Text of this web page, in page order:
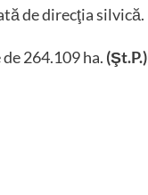
de direcţia silvică.
264.109 ha. (Şt.P.)